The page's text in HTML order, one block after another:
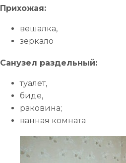
Прихожая:
вешалка,
зеркало
Санузел раздельный:
туалет,
биде,
раковина;
ванная комната